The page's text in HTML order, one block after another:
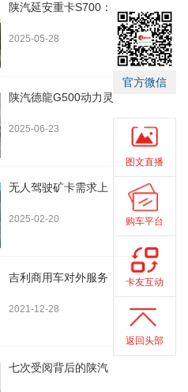
陕汽延安重卡S700：
2025-05-28
陕汽德龍G500动力灵
2025-06-23
无人驾驶矿卡需求上
2025-02-20
吉利商用车对外服务
2021-12-28
七次受阅背后的陕汽
官方微信
图文直播
购车平台
卡友互动
返回头部